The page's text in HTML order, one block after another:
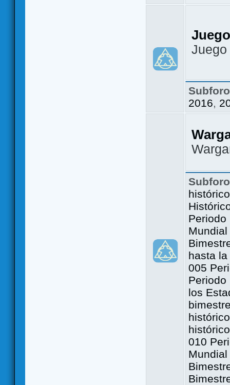
2016,
Periodo
hasta
005
Periodo
los
010